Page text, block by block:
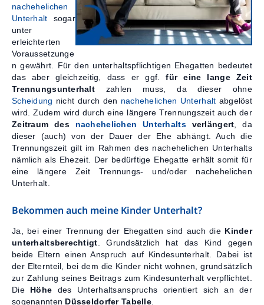
nachehelichen
Unterhalt sogar
unter
erleichterten
Voraussetzunge
n gewährt. Für den unterhaltspflichtigen Ehegatten bedeutet
das aber gleichzeitig, dass er ggf.für eine lange Zeit
Trennungsunterhalt zahlen muss, da dieser ohne
Scheidung nicht durch den nachehelichen Unterhalt abgelöst
wird. Zudem wird durch eine längere Trennungszeit auch der
Zeitraum des nachehelichen Unterhaltsverlängert , da
dieser (auch) von der Dauer der Ehe abhängt. Auch die
Trennungszeit gilt im Rahmen des nachehelichen Unterhalts
nämlich als Ehezeit. Der bedürftige Ehegatte erhält somit für
eine längere Zeit Trennungs- und/oder nachehelichen
Unterhalt.
Bekommen auch meine Kinder Unterhalt?
Ja, bei einer Trennung der Ehegatten sind auch die Kinder
unterhaltsberechtigt . Grundsätzlich hat das Kind gegen
beide Eltern einen Anspruch auf Kindesunterhalt. Dabei ist
der Elternteil, bei dem die Kinder nicht wohnen, grundsätzlich
zur Zahlung seines Beitrags zum Kindesunterhalt verpflichtet.
Die Höhe des Unterhaltsanspruchs orientiert sich an der
sogenannten Düsseldorfer Tabelle.